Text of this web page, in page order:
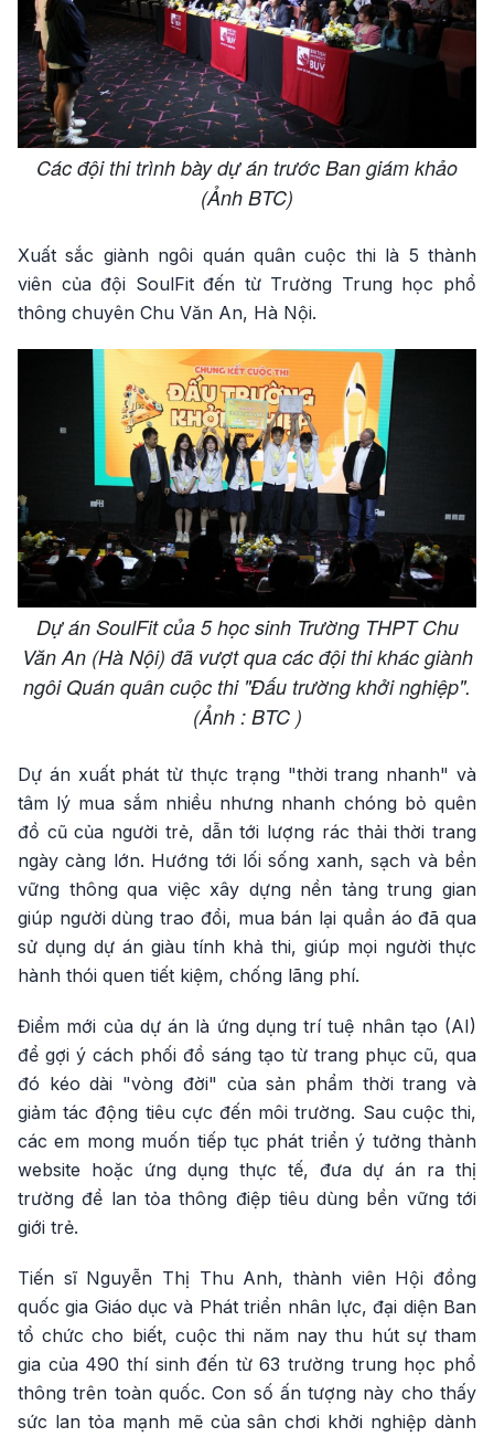
Các đội thi trình bày dự án trước Ban giám khảo
(Ảnh BTC)
Xuất sắc giành ngôi quán quân cuộc thi là 5 thành
viên của đội SoulFit đến từ Trường Trung học phổ
thông chuyên Chu Văn An, Hà Nội.
Dự án SoulFit của 5 học sinh Trường THPT Chu
Văn An (Hà Nội) đã vượt qua các đội thi khác giành
ngôi Quán quân cuộc thi "Đấu trường khởi nghiệp".
(Ảnh : BTC )
Dự án xuất phát từ thực trạng "thời trang nhanh" và
tâm lý mua sắm nhiều nhưng nhanh chóng bỏ quên
đồ cũ của người trẻ, dẫn tới lượng rác thải thời trang
ngày càng lớn. Hướng tới lối sống xanh, sạch và bền
vững thông qua việc xây dựng nền tảng trung gian
giúp người dùng trao đổi, mua bán lại quần áo đã qua
sử dụng dự án giàu tính khả thi, giúp mọi người thực
hành thói quen tiết kiệm, chống lãng phí.
Điểm mới của dự án là ứng dụng trí tuệ nhân tạo (AI)
để gợi ý cách phối đồ sáng tạo từ trang phục cũ, qua
đó kéo dài "vòng đời" của sản phẩm thời trang và
giảm tác động tiêu cực đến môi trường. Sau cuộc thi,
các em mong muốn tiếp tục phát triển ý tưởng thành
website hoặc ứng dụng thực tế, đưa dự án ra thị
trường để lan tỏa thông điệp tiêu dùng bền vững tới
giới trẻ.
Tiến sĩ Nguyễn Thị Thu Anh, thành viên Hội đồng
quốc gia Giáo dục và Phát triển nhân lực, đại diện Ban
tổ chức cho biết, cuộc thi năm nay thu hút sự tham
gia của 490 thí sinh đến từ 63 trường trung học phổ
thông trên toàn quốc. Con số ấn tượng này cho thấy
sức lan tỏa mạnh mẽ của sân chơi khởi nghiệp dành